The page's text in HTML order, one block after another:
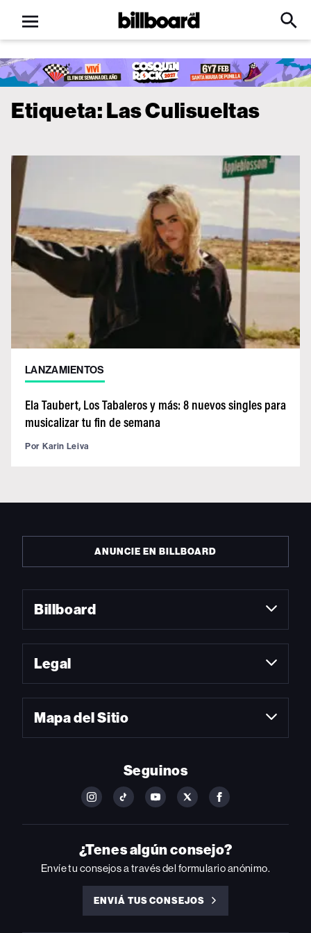
Open
menu
Billboard
Click
Input
Etiqueta:Las Culisueltas
LANZAMIENTOS
Ela Taubert, Los Tabaleros y más: 8 nuevos singles para
musicalizar tu fin de semana
Por Karin Leiva
ANUNCIE EN BILLBOARD
Billboard
Legal
Mapa del Sitio
Seguinos
FOLLOW
ON
INSTAGRAM
FOLLOW
ON
YOUTUBE
FOLLOW
ON
YOUTUBE
FOLLOW
ON
FOLLOW
ON
FACEBOOK
¿Tenes algún consejo?
Envíe tu consejos a través del formulario anónimo.
ENVIÁ TUS CONSEJOS
ENVIÁ